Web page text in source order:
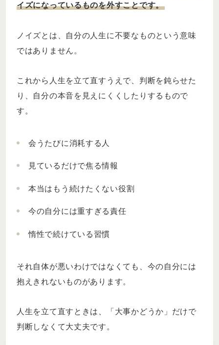
イズになっているものを外すことです。
ノイズとは、自分の人生に不要なものという意味
ではありません。
これから人生を立て直すうえで、判断を鈍らせた
り、自分の本音を見えにくくしたりするもので
す。
会うたびに消耗する人
見ているだけで焦る情報
本当はもう続けたくない役割
今の自分には重すぎる責任
惰性で続けている習慣
それ自体が悪いわけではなくても、今の自分には
抱えきれないものがあります。
人生を立て直すときは、「大事かどうか」だけで
判断しなくて大丈夫です。